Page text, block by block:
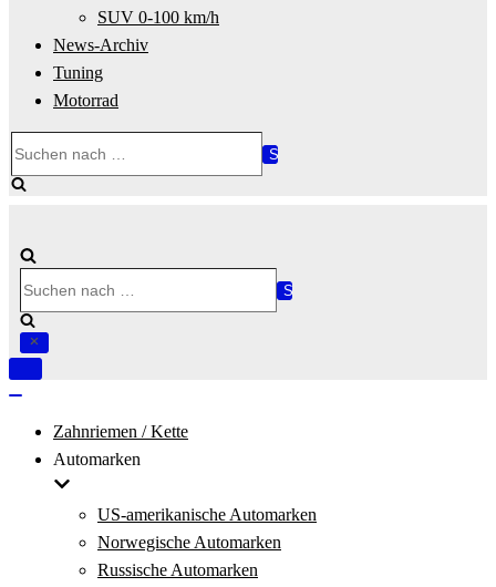
SUV 0-100 km/h
News-Archiv
Tuning
Motorrad
nach …
nach …
Navigation
Zahnriemen / Kette
Automarken
US-amerikanische Automarken
Norwegische Automarken
Russische Automarken